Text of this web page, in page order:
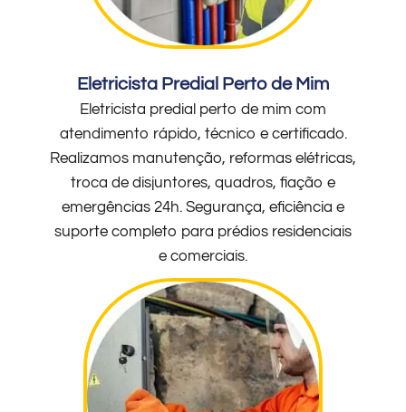
Eletricista Predial Perto de Mim
Eletricista predial perto de mim com
atendimento rápido, técnico e certificado.
Realizamos manutenção, reformas elétricas,
troca de disjuntores, quadros, fiação e
emergências 24h. Segurança, eficiência e
suporte completo para prédios residenciais
e comerciais.